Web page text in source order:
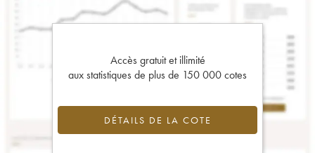
Accès gratuit et illimité
aux statistiques de plus de 150 000 cotes
DÉTAILS DE LA COTE